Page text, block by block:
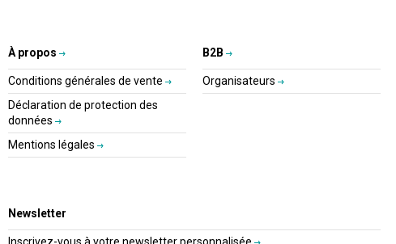
À propos
Conditions générales de vente
Déclaration de protection des
données
Mentions légales
B2B
Organisateurs
Newsletter